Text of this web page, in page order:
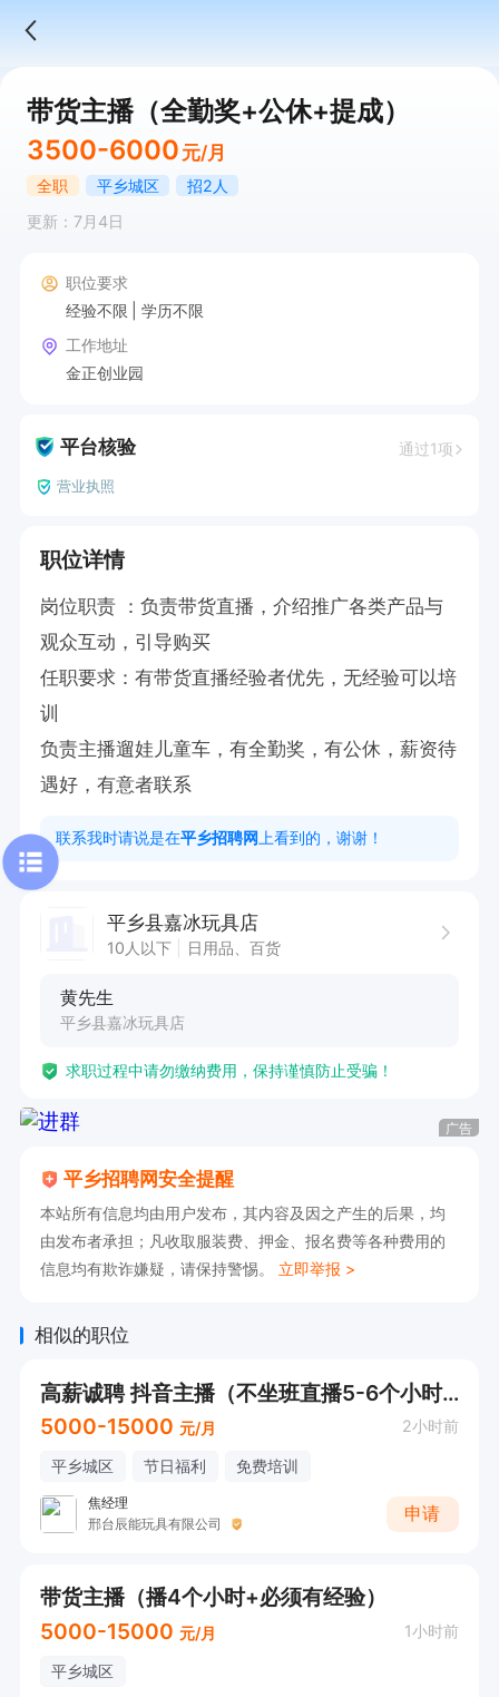
带货主播（全勤奖+公休+提成）
3500-6000 元/月
全职 平乡城区
招2人
更新：7月4日
职位要求
经验不限
学历不限
工作地址
金正创业园
平台核验 通过1项
营业执照
职位详情
岗位职责 ：负责带货直播，介绍推广各类产品与
观众互动，引导购买
任职要求：有带货直播经验者优先，无经验可以培
训
负责主播遛娃儿童车，有全勤奖，有公休，薪资待
遇好，有意者联系
联系我时请说是在平乡招聘网 上看到的，谢谢！
平乡县嘉冰玩具店
10人以下 日用品、百货
黄先生
平乡县嘉冰玩具店
求职过程中请勿缴纳费用，保持谨慎防止受骗！
广告
平乡招聘网安全提醒
本站所有信息均由用户发布，其内容及因之产生的后果，均
由发布者承担；凡收取服装费、押金、报名费等各种费用的
信息均有欺诈嫌疑，请保持警惕。 立即举报 >
相似的职位
高薪诚聘 抖音主播（不坐班直播5-6个小时）
5000-15000 元/月 2小时前
平乡城区 节日福利 免费培训
焦经理
邢台辰能玩具有限公司
申请
带货主播（播4个小时+必须有经验）
5000-15000 元/月 1小时前
平乡城区